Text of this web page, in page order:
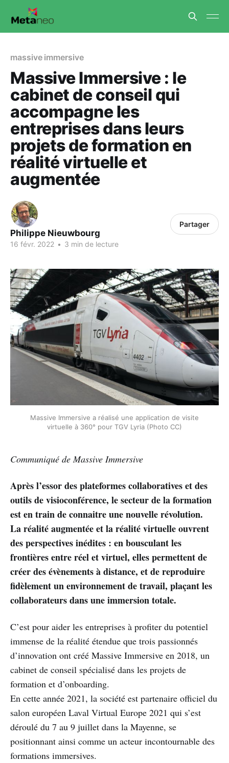
massive immersive
Massive Immersive : le
cabinet de conseil qui
accompagne les
entreprises dans leurs
projets de formation en
réalité virtuelle et
augmentée
Philippe Nieuwbourg
16 févr. 2022 • 3 min de lecture
Partager
Massive Immersive a réalisé une application de visite
virtuelle à 360° pour TGV Lyria (Photo CC)
Communiqué de Massive Immersive
Après l’essor des plateformes collaboratives et des
outils de visioconférence, le secteur de la formation
est en train de connaitre une nouvelle révolution.
La réalité augmentée et la réalité virtuelle ouvrent
des perspectives inédites : en bousculant les
frontières entre réel et virtuel, elles permettent de
créer des évènements à distance, et de reproduire
fidèlement un environnement de travail, plaçant les
collaborateurs dans une immersion totale.
C’est pour aider les entreprises à profiter du potentiel
immense de la réalité étendue que trois passionnés
d’innovation ont créé Massive Immersive en 2018, un
cabinet de conseil spécialisé dans les projets de
formation et d’onboarding.
En cette année 2021, la société est partenaire officiel du
salon européen Laval Virtual Europe 2021 qui s’est
déroulé du 7 au 9 juillet dans la Mayenne, se
positionnant ainsi comme un acteur incontournable des
formations immersives.